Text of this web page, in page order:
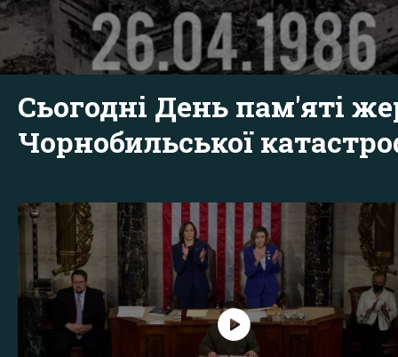
Сьогодні День пам'яті
Чорнобильської